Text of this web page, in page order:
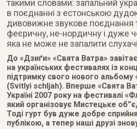
такими словами: запальний
в поєднанні з естонською
дивовижне звукове поєднання
феєричну, не-нордичну і дуже
яка не може не запалити
До «Дзиґи» «Свята Ватра»
на українських фестивалях із
підтримку свого нового альбому
(Svitlyi schljah). Вперше «Свята
Україні 2007 року на фестивалі
який організовує Мистецьке
Тоді гурт був дуже добре
публікою, а тепер наші друзі